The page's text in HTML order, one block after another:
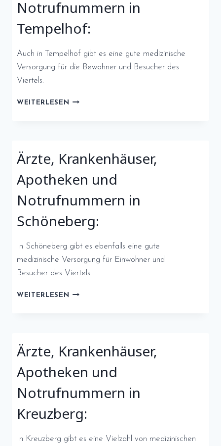
Notrufnummern in
Tempelhof:
Auch in Tempelhof gibt es eine gute medizinische
Versorgung für die Bewohner und Besucher des
Viertels.
WEITERLESEN ÄRZTE,
TEMPELHOF:
Ärzte, Krankenhäuser,
Apotheken und
Notrufnummern in
Schöneberg:
In Schöneberg gibt es ebenfalls eine gute
medizinische Versorgung für Einwohner und
Besucher des Viertels.
WEITERLESEN ÄRZTE,
SCHÖNEBERG:
Ärzte, Krankenhäuser,
Apotheken und
Notrufnummern in
Kreuzberg:
In Kreuzberg gibt es eine Vielzahl von medizinischen